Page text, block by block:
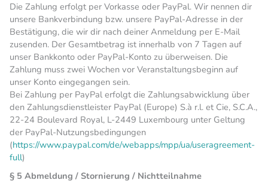
Die Zahlung erfolgt per Vorkasse oder PayPal. Wir nennen dir
unsere Bankverbindung bzw. unsere PayPal-Adresse in der
Bestätigung, die wir dir nach deiner Anmeldung per E-Mail
zusenden. Der Gesamtbetrag ist innerhalb von 7 Tagen auf
unser Bankkonto oder PayPal-Konto zu überweisen. Die
Zahlung muss zwei Wochen vor Veranstaltungsbeginn auf
unser Konto eingegangen sein.
Bei Zahlung per PayPal erfolgt die Zahlungsabwicklung über
den Zahlungsdienstleister PayPal (Europe) S.à r.l. et Cie, S.C.A.,
22-24 Boulevard Royal, L-2449 Luxembourg unter Geltung
der PayPal-Nutzungsbedingungen
(https://www.paypal.com/de/webapps/mpp/ua/useragreement-
full)
§ 5 Abmeldung / Stornierung / Nichtteilnahme